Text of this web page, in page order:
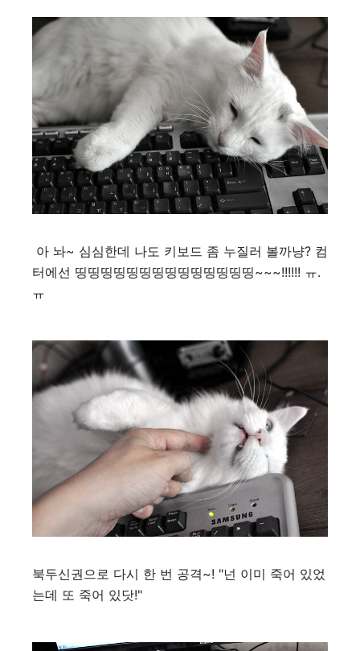
아 놔~ 심심한데 나도 키보드 좀 누질러 볼까냥? 컴
터에선 띵띵띵띵띵띵띵띵띵띵띵띵띵띵~~~!!!!!! ㅠ.
ㅠ
북두신권으로 다시 한 번 공격~! "넌 이미 죽어 있었
는데 또 죽어 있닷!"